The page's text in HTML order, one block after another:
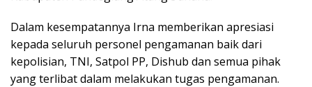
Dalam kesempatannya Irna memberikan apresiasi
kepada seluruh personel pengamanan baik dari
kepolisian, TNI, Satpol PP, Dishub dan semua pihak
yang terlibat dalam melakukan tugas pengamanan.